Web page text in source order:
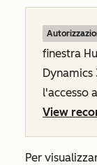
finestra
l'accesso
View
Per